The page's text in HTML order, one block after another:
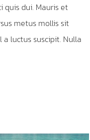
quis dui. Mauris et
metus mollis sit
luctus suscipit. Nulla